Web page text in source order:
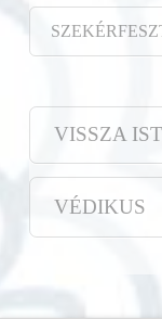
VISSZA
VÉDIKUS